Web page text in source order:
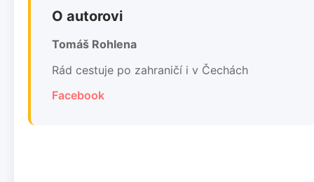
O autorovi
Tomáš Rohlena
Rád cestuje po zahraničí i v Čechách
Facebook